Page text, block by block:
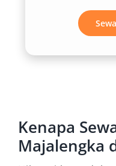
maupun sewa
Dengan opsi ini,
bebas mengatur
Tersedia paket
harian 24 jam yang
Kenapa
Majalengka